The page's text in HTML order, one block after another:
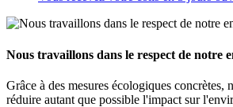
Nous travaillons dans le respect de notre
Grâce à des mesures écologiques concrètes,
réduire autant que possible l'impact sur